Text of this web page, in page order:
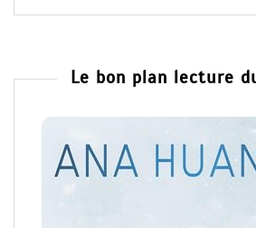
Le bon plan lecture